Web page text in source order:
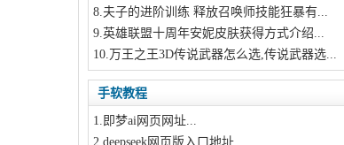
8.夫子的进阶训练 释放召唤师技能狂暴有...
9.英雄联盟十周年安妮皮肤获得方式介绍...
10.万王之王3D传说武器怎么选,传说武器选...
手软教程
1.即梦ai网页网址...
2.deepseek网页版入口地址...